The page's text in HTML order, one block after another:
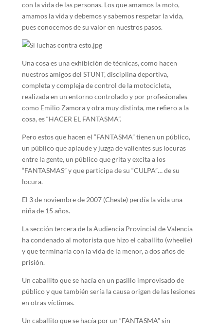
con la vida de las personas. Los que amamos la moto,
amamos la vida y debemos y sabemos respetar la vida,
pues conocemos de su valor en nuestros pasos.
Una cosa es una exhibición de técnicas, como hacen
nuestros amigos del STUNT, disciplina deportiva,
completa y compleja de control de la motocicleta,
realizada en un entorno controlado y por profesionales
como Emilio Zamora y otra muy distinta, me refiero a la
cosa, es “HACER EL FANTASMA”.
Pero estos que hacen el “FANTASMA” tienen un público,
un público que aplaude y juzga de valientes sus locuras
entre la gente, un público que grita y excita a los
“FANTASMAS” y que participa de su “CULPA”… de su
locura.
El 3 de noviembre de 2007 (Cheste) perdía la vida una
niña de 15 años.
La sección tercera de la Audiencia Provincial de Valencia
ha condenado al motorista que hizo el caballito (wheelie)
y que terminaría con la vida de la menor, a dos años de
prisión.
Un caballito que se hacía en un pasillo improvisado de
público y que también sería la causa origen de las lesiones
en otras víctimas.
Un caballito que se hacía por un “FANTASMA” sin